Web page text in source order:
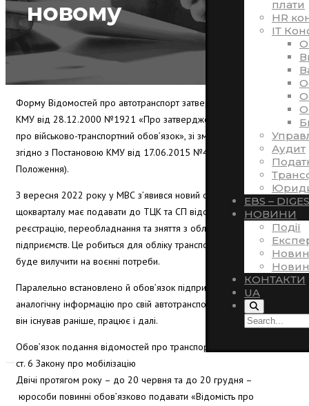
плати
HR
ІТ
Аудит
EBS –
НОВИНИ
Події
КОНТАКТИ
UA
новому
Форму Відомостей про автотранспорт затверджено Постановою
КМУ від 28.12.2000 №1921 «Про затвердження Положення
про військово-транспортний обов’язок», зі змінами, внесеними
згідно з Постановою КМУ від 17.06.2015 №405 (далі –
Положення).
З вересня 2022 року у МВС з’явився новий обов’язок –
щокварталу має подавати до ТЦК та СП відомості про
реєстрацію, переобладнання та зняття з обліку транспорту
підприємств. Це робиться для обліку транспорту, який можна
буде вилучити на воєнні потреби.
Паралельно встановлено й обов’язок підприємств подавати
аналогічну інформацію про свій автотранспорт до ТЦК та СП –
він існував раніше, працює і далі.
Обов’язок подання відомостей про транспорт затверджено ч. 2
ст. 6 Закону про мобілізацію
Двічі протягом року – до 20 червня та до 20 грудня –
юрособи повинні обов’язково подавати «Відомість про